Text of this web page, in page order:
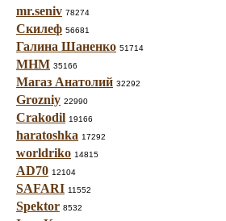
mr.seniv 78274
Скилеф 56681
Галина Шаненко 51714
МНМ 35166
Магаз Анатолий 32292
Grozniy 22990
Crakodil 19166
haratoshka 17292
worldriko 14815
AD70 12104
SAFARI 11552
Spektor 8532